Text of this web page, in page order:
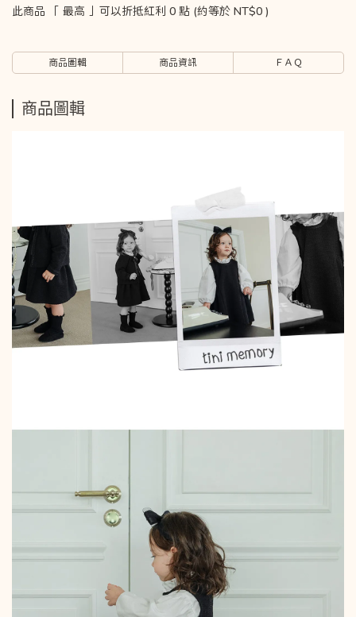
此商品 「 最高 」可以折抵紅利 0 點 (約等於 NT$0 )
商品圖輯 商品資訊 ＦＡＱ
商品圖輯